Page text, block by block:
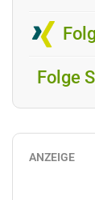
Folge
ANZEIGE